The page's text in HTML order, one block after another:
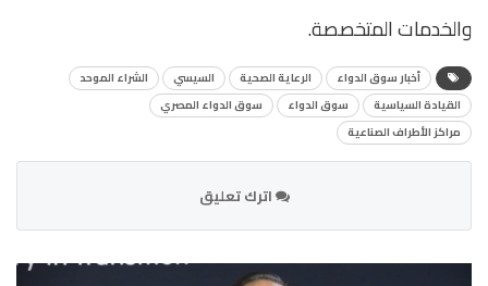
والخدمات المتخصصة.
أخبار سوق الدواء الرعاية الصحية السيسي
الشراء الموحد
القيادة السياسية
سوق الدواء
سوق الدواء المصري
مراكز الأطراف الصناعية
اترك تعليق